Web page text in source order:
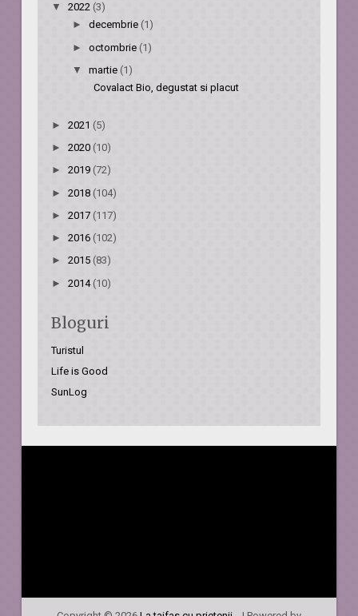
▼2022 (3)
► decembrie (1)
► octombrie (1)
▼ martie (1)
Covalact Bio, degustat si placut
►2021 (5)
►2020 (10)
►2019 (72)
►2018(104)
►2017 (117)
►2016(102)
►2015 (83)
►2014 (10)
Bloguri
Turistul
Life is Good
SunLog